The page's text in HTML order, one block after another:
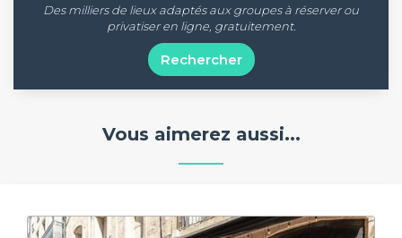
Des milliers de lieux adaptés aux groupes à réserver ou
privatiser en ligne, gratuitement.
Rechercher
Vous aimerez aussi...